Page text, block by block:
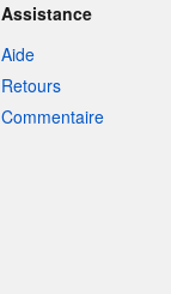
Assistance
Aide
Retours
Commentaire